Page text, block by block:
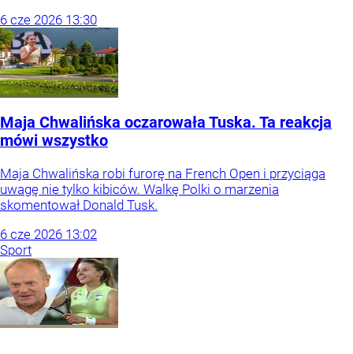
6 cze 2026 13:30
Maja Chwalińska oczarowała Tuska. Ta reakcja
mówi wszystko
Maja Chwalińska robi furorę na French Open i przyciąga
uwagę nie tylko kibiców. Walkę Polki o marzenia
skomentował Donald Tusk.
6 cze 2026 13:02
Sport